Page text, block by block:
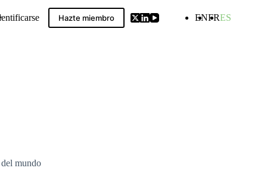
GIs Compilation
Hazte miembro ENFRES
mundo